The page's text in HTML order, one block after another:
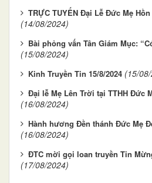
TRỰC TUYẾN Đại Lễ Đức Mẹ
(14/08/2024)
Bài phỏng vấn Tân Giám Mục:
(15/08/2024)
Kinh Truyền Tin 15/8/2024 (15/
Đại lễ Mẹ Lên Trời tại TTHH Đức
(16/08/2024)
Hành hương Đền thánh Đức Mẹ
(16/08/2024)
ĐTC mời gọi loan truyền Tin
(17/08/2024)